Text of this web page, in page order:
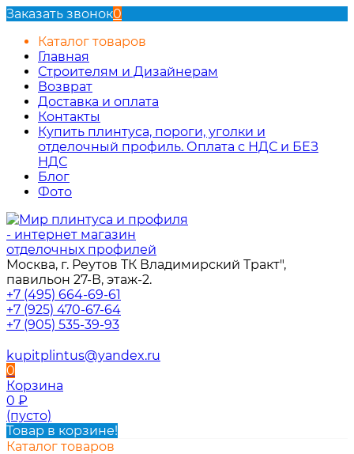
Заказать звонок0
Каталог товаров
Главная
Строителям и Дизайнерам
Возврат
Доставка и оплата
Контакты
Купить плинтуса, пороги, уголки и
отделочный профиль. Оплата с НДС и БЕЗ
НДС
Блог
Фото
Москва, г. Реутов ТК Владимирский Тракт",
павильон 27-В, этаж-2.
+7 (495) 664-69-61
+7 (925) 470-67-64
+7 (905) 535-39-93
kupitplintus@yandex.ru
0
Корзина
0 ₽
(пусто)
Товар в корзине!
Каталог товаров